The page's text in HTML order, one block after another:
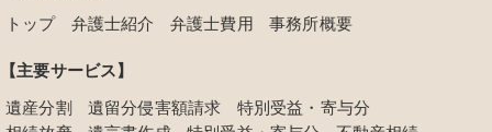
トップ
弁護士紹介 弁護士費用
事務所概要
【主要サービス】
遺産分割
遺留分侵害額請求
特別受益・寄与分